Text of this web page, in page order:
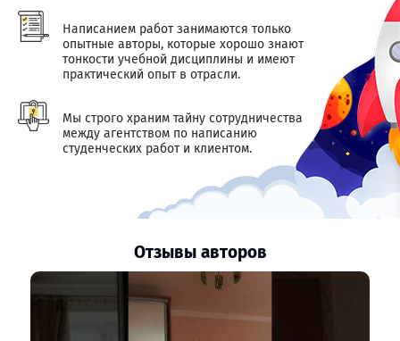
Написанием работ занимаются только
опытные авторы, которые хорошо знают
тонкости учебной дисциплины и имеют
практический опыт в отрасли.
Мы строго храним тайну сотрудничества
между агентством по написанию
студенческих работ и клиентом.
Отзывы авторов